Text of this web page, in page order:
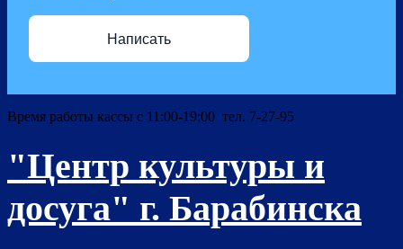
Написать
Время работы кассы с 11:00-19:00 тел. 7-27-95
"Центр культуры и
досуга" г. Барабинска